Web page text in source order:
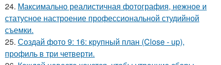
24. Максимально реалистичная фотография, нежное и
статусное настроение профессиональной студийной
съемки.
25. Создай фото 9: 16: крупный план (Close - up),
профиль в три четверти.